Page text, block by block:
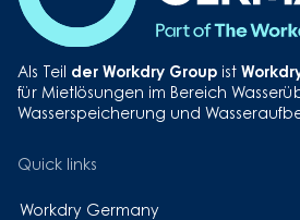
Als Teil der Workdry Group ist
für Mietlösungen im Bereich
Wasserspeicherung und
Quick links
Workdry Germany